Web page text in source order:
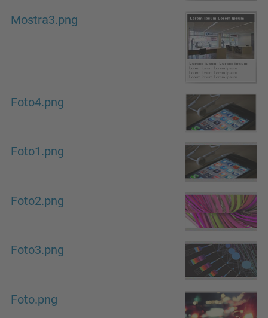
Mostra3.png
Foto4.png
Foto1.png
Foto2.png
Foto3.png
Foto.png